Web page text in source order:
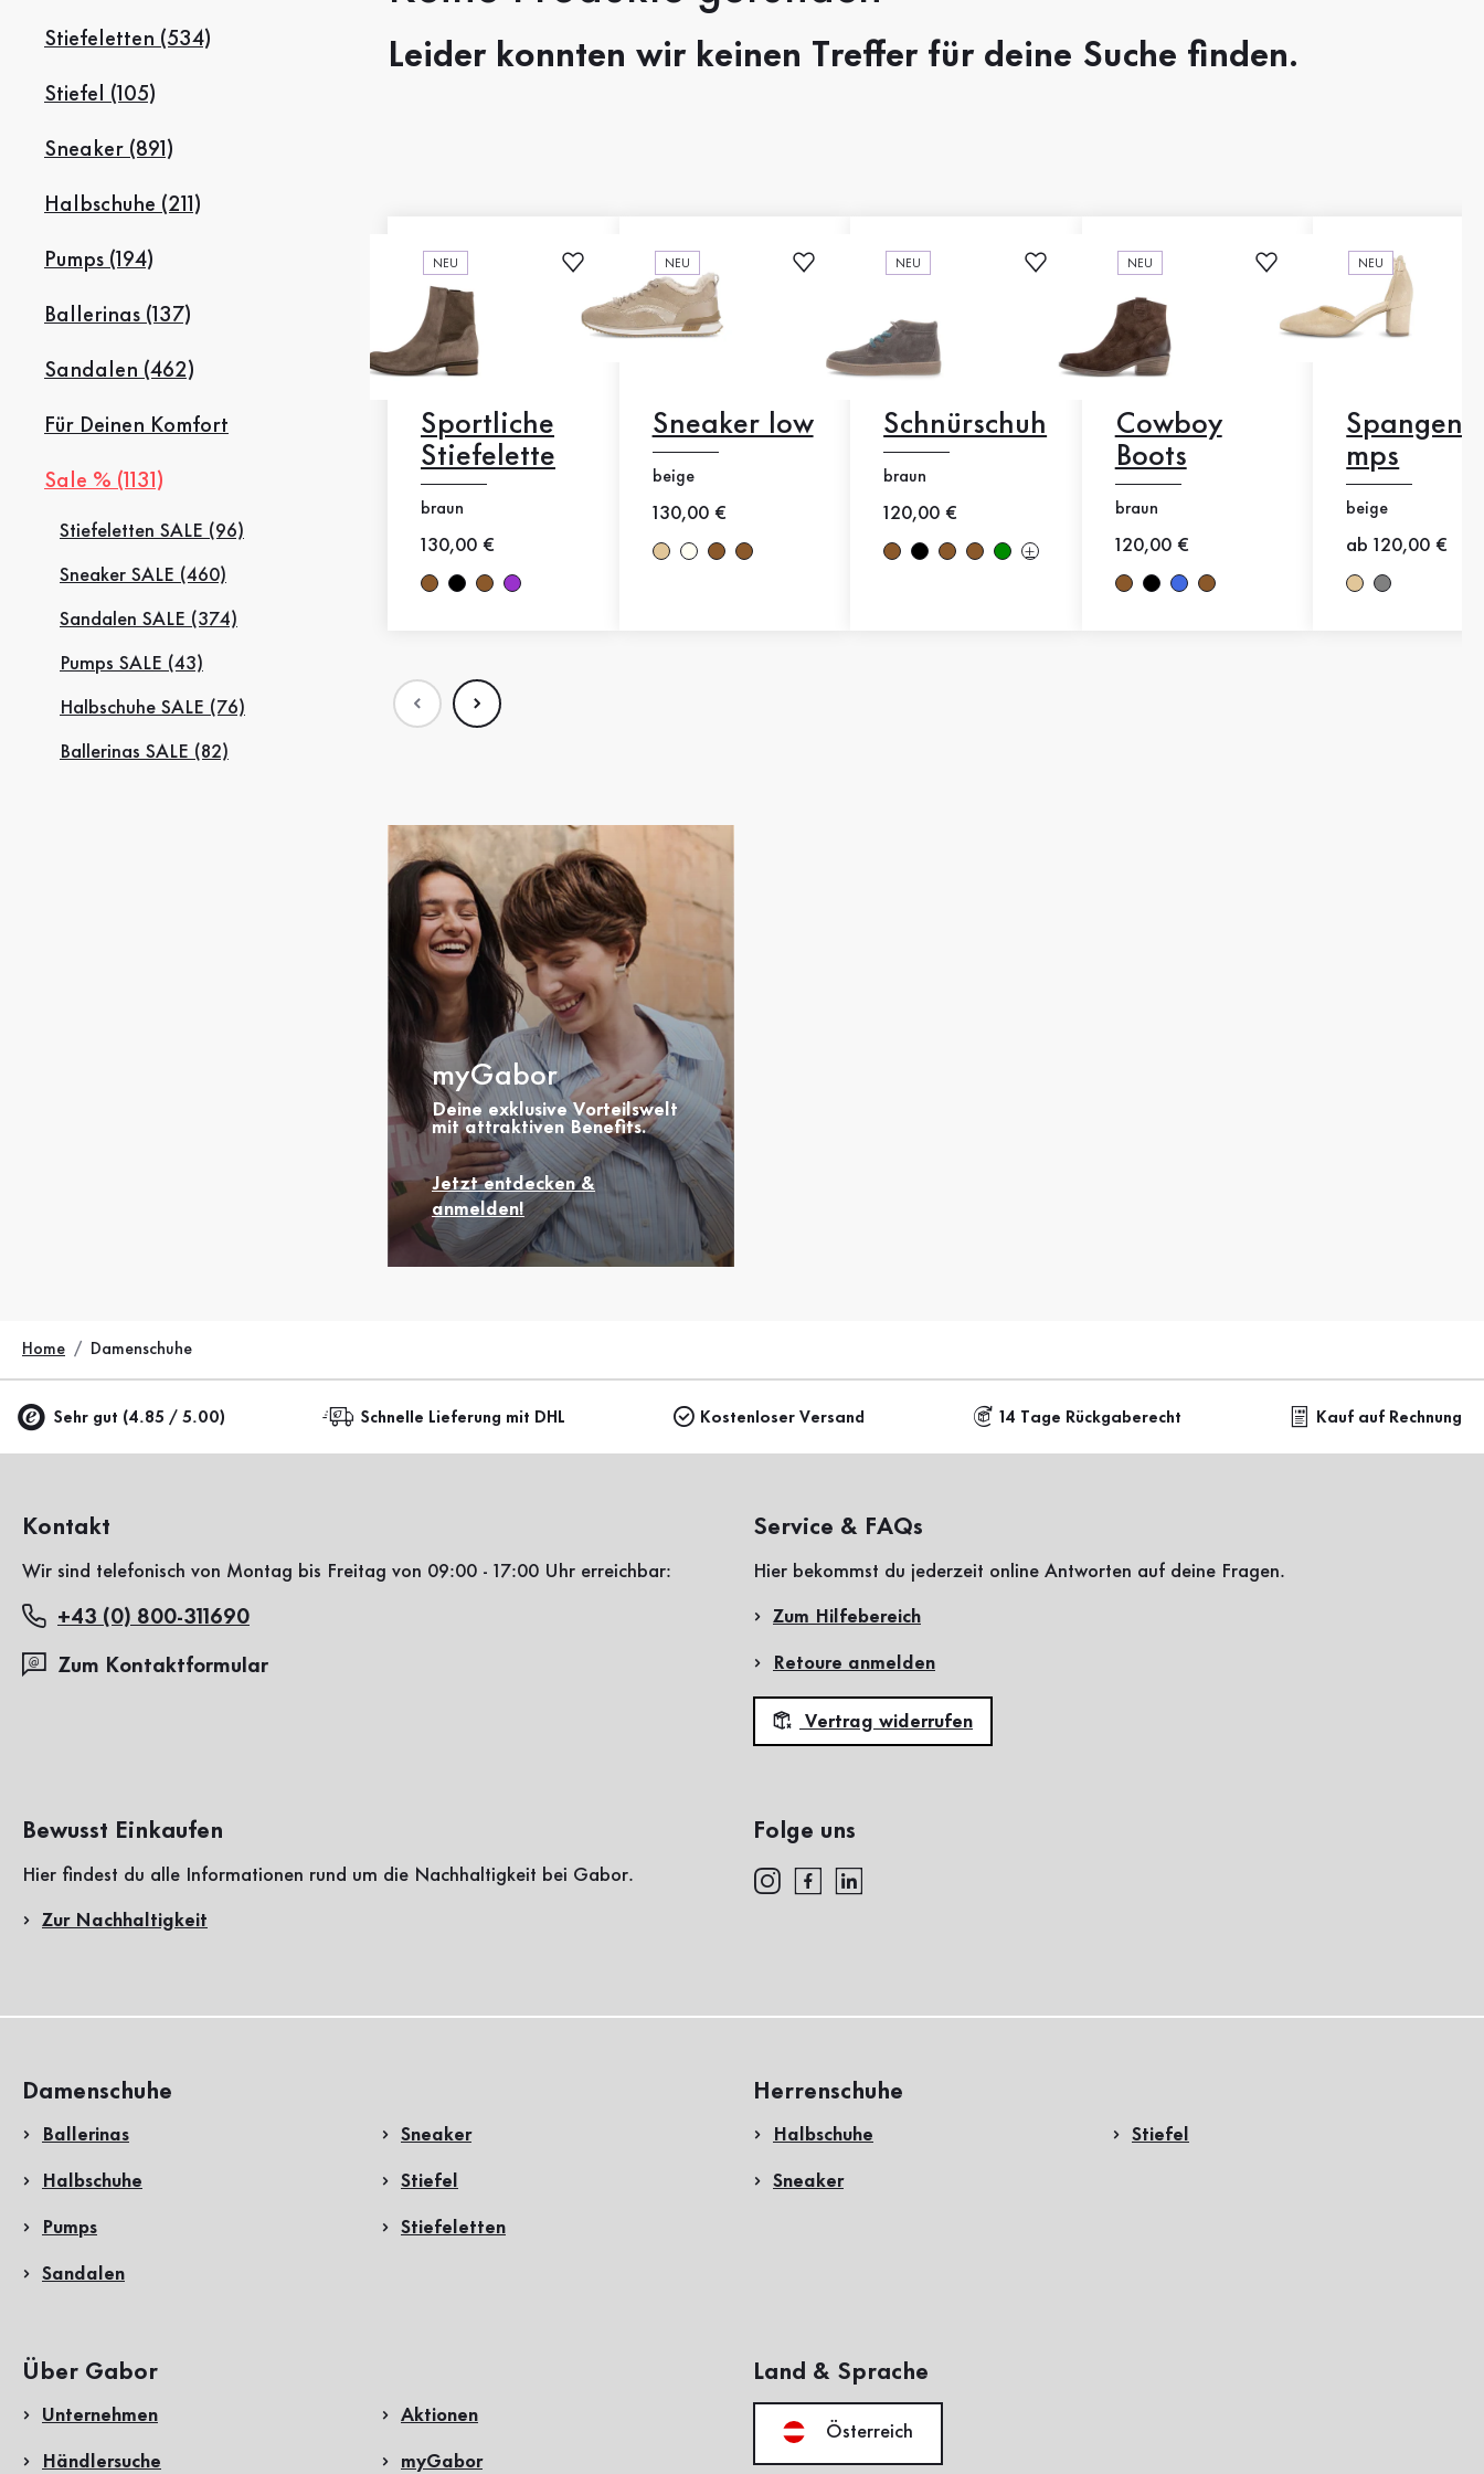
Stiefeletten (534)
Stiefel (105)
Sneaker (891)
Halbschuhe (211)
Pumps (194)
Ballerinas (137)
Sandalen (462)
Für Deinen Komfort
Sale % (1131)
Stiefeletten SALE (96)
Sneaker SALE (460)
Sandalen SALE (374)
Pumps SALE (43)
Halbschuhe SALE (76)
Ballerinas SALE (82)
Leider konnten wir keinen Treffer für deine Suche finden.
NEU
Sportliche
Stiefelette
braun
Neuer Preis
130,00 €
NEU
Sneaker low
beige
Neuer Preis
130,00 €
NEU
Schnürschuh
braun
Neuer Preis
120,00 €
NEU
Cowboy
Boots
braun
Neuer Preis
120,00 €
NEU
mps
beige
Neuer Preis
ab 120,00 €
myGabor
Deine exklusive Vorteilswelt
mit attraktiven Benefits.
Jetzt entdecken &
anmelden!
Home Damenschuhe
Sehr gut (4.85 / 5.00) Schnelle Lieferung mit DHL Kostenloser Versand 14 Tage Rückgaberecht Kauf auf Rechnung
Kontakt
Wir sind telefonisch von Montag bis Freitag von 09:00 - 17:00 Uhr erreichbar:
+43 (0) 800-311690
Zum Kontaktformular
Service & FAQs
Hier bekommst du jederzeit online Antworten auf deine Fragen.
Zum Hilfebereich
Retoure anmelden
Vertrag widerrufen
Bewusst Einkaufen
Hier findest du alle Informationen rund um die Nachhaltigkeit bei Gabor.
Zur Nachhaltigkeit
Folge uns
Damenschuhe
Ballerinas
Halbschuhe
Pumps
Sandalen
Sneaker
Stiefel
Stiefeletten
Herrenschuhe
Halbschuhe
Sneaker
Stiefel
Über Gabor
Unternehmen
Händlersuche
Aktionen
myGabor
Land & Sprache
Österreich